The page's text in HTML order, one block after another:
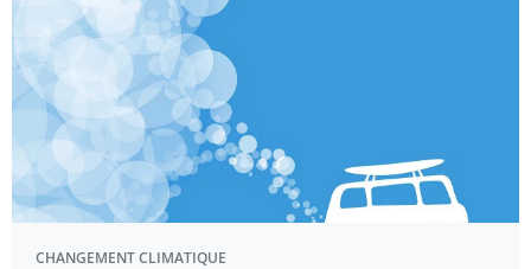
CHANGEMENT CLIMATIQUE